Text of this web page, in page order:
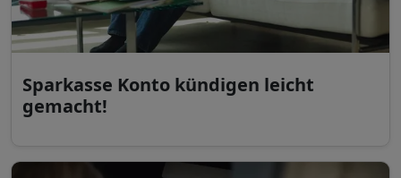
Sparkasse Konto kündigen leicht
gemacht!